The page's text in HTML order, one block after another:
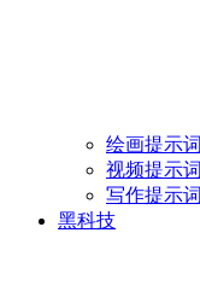
绘画提示词
视频提示词
写作提示词
黑科技